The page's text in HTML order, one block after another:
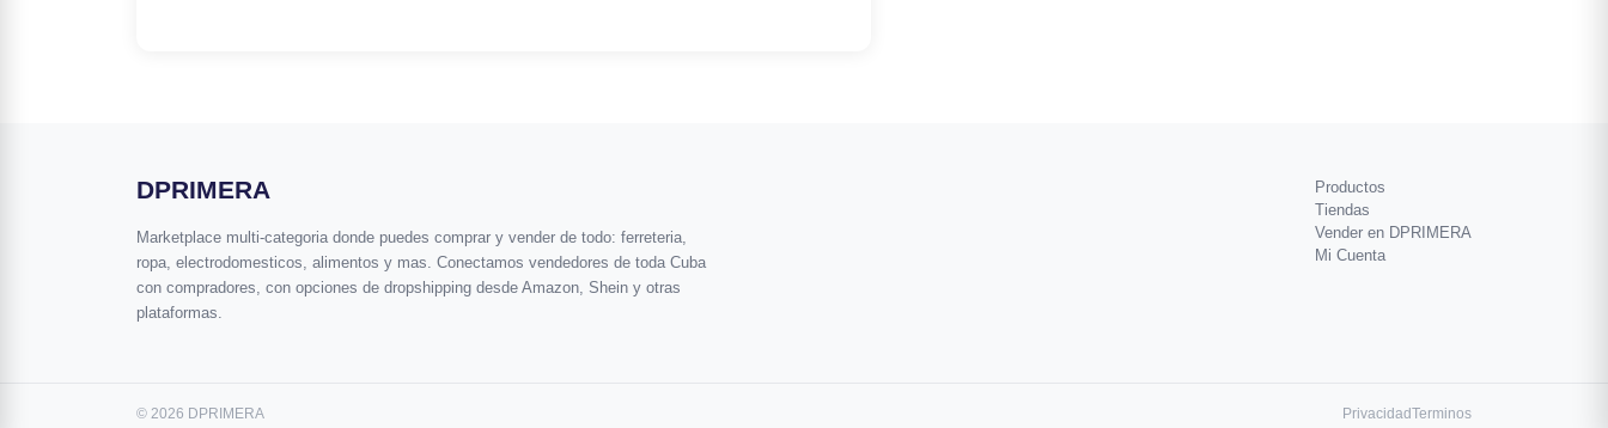
DPRIMERA
Marketplace multi-categoria donde puedes comprar y vender de todo: ferreteria,
ropa, electrodomesticos, alimentos y mas. Conectamos vendedores de toda Cuba
con compradores, con opciones de dropshipping desde Amazon, Shein y otras
plataformas.
Productos
Tiendas
Vender en DPRIMERA
Mi Cuenta
© 2026 DPRIMERA PrivacidadTerminos